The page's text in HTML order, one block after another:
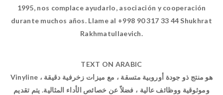
1995, nos complace ayudarlo, asociación y cooperación
durante muchos años. Llame al +998 90 317 33 44 Shukhrat
Rakhmatullaevich.
TEXT ON ARABIC
Vinyline هو منتج ذو جودة أوروبية متسقة ، مع ميزات زخرفية دقيقة ،
وموثوقية ووظائف عالية ، فضلاً عن خصائص الأداء المثالية. يتم تقديم